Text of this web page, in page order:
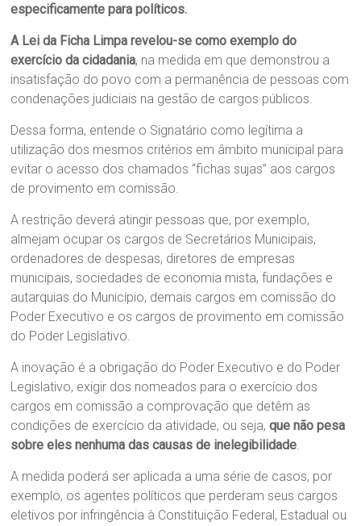
especificamente para políticos.
A Lei da Ficha Limpa revelou-se como exemplo do
exercício da cidadania, na medida em que demonstrou a
insatisfação do povo com a permanência de pessoas com
condenações judiciais na gestão de cargos públicos.
Dessa forma, entende o Signatário como legítima a
utilização dos mesmos critérios em âmbito municipal para
evitar o acesso dos chamados “fichas sujas” aos cargos
de provimento em comissão.
A restrição deverá atingir pessoas que, por exemplo,
almejam ocupar os cargos de Secretários Municipais,
ordenadores de despesas, diretores de empresas
municipais, sociedades de economia mista, fundações e
autarquias do Município, demais cargos em comissão do
Poder Executivo e os cargos de provimento em comissão
do Poder Legislativo.
A inovação é a obrigação do Poder Executivo e do Poder
Legislativo, exigir dos nomeados para o exercício dos
cargos em comissão a comprovação que detêm as
condições de exercício da atividade, ou seja,que não pesa
sobre eles nenhuma das causas de inelegibilidade
A medida poderá ser aplicada a uma série de casos, por
exemplo, os agentes políticos que perderam seus cargos
eletivos por infringência à Constituição Federal, Estadual ou